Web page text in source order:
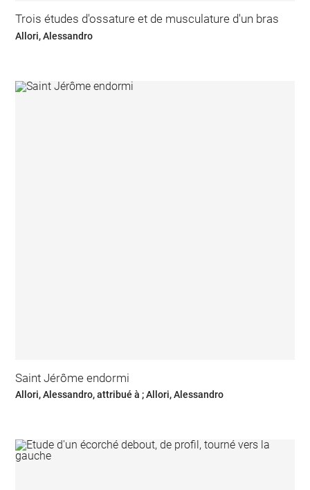
Trois études d'ossature et de musculature d'un bras
Allori, Alessandro
Saint Jérôme endormi
Allori, Alessandro, attribué à ; Allori, Alessandro